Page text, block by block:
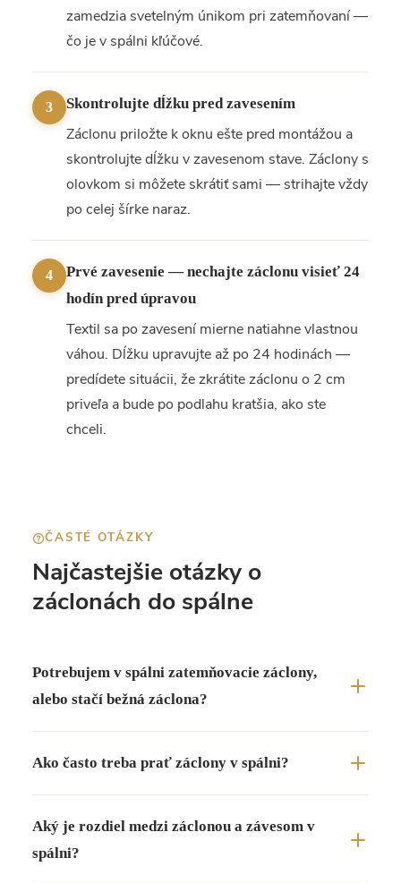
zamedzia svetelným únikom pri zatemňovaní —
čo je v spálni kľúčové.
3 Skontrolujte dĺžku pred zavesením
Záclonu priložte k oknu ešte pred montážou a
skontrolujte dĺžku v zavesenom stave. Záclony s
olovkom si môžete skrátiť sami — strihajte vždy
po celej šírke naraz.
4
Prvé zavesenie — nechajte záclonu visieť 24
hodín pred úpravou
Textil sa po zavesení mierne natiahne vlastnou
váhou. Dĺžku upravujte až po 24 hodinách —
predídete situácii, že zkrátite záclonu o 2 cm
priveľa a bude po podlahu kratšia, ako ste
chceli.
ČASTÉ OTÁZKY
Najčastejšie otázky o
záclonách do spálne
Potrebujem v spálni zatemňovacie záclony,
alebo stačí bežná záclona?
Ako často treba prať záclony v spálni?
Aký je rozdiel medzi záclonou a závesom v
spálni?